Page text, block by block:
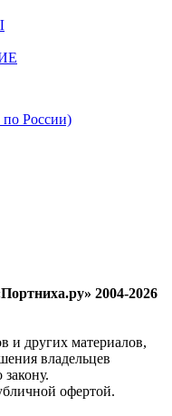
по России)
2004-2026
и других материалов,
владельцев
закону.
офертой.